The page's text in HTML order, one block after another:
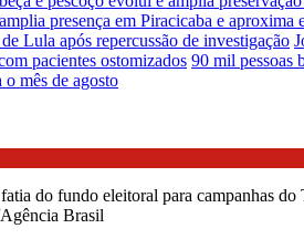
presença em Piracicaba e aproxima
Lula após repercussão de investigação
pacientes ostomizados 90 mil pessoas
mês de agosto
Brasil